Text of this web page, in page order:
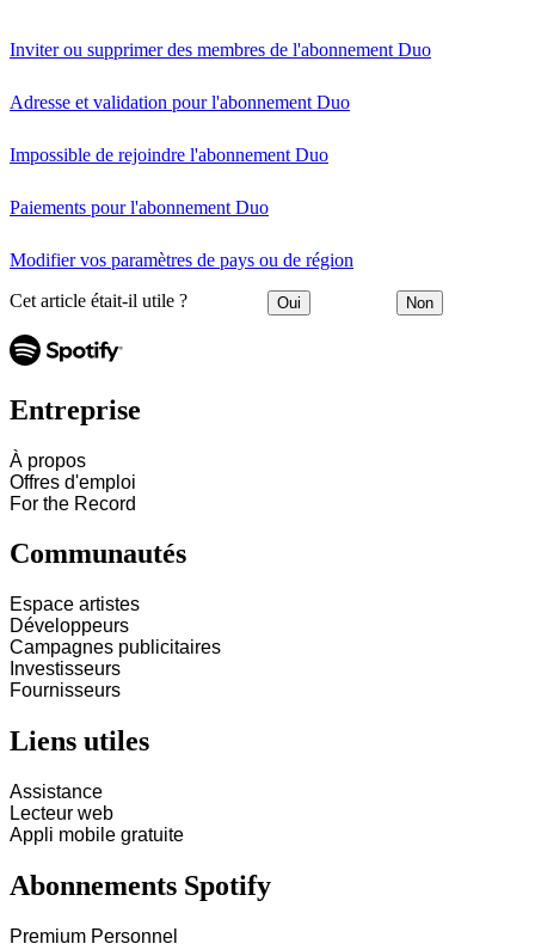
Inviter ou supprimer des membres de l'abonnement Duo
Adresse et validation pour l'abonnement Duo
Impossible de rejoindre l'abonnement Duo
Paiements pour l'abonnement Duo
Modifier vos paramètres de pays ou de région
Cet article était-il utile ? Oui Non
Entreprise
À propos
Offres d'emploi
For the Record
Communautés
Espace artistes
Développeurs
Campagnes publicitaires
Investisseurs
Fournisseurs
Liens utiles
Assistance
Lecteur web
Appli mobile gratuite
Abonnements Spotify
Premium Personnel